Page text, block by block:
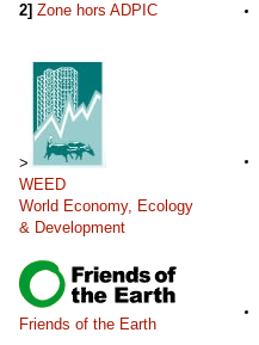
2] Zone hors ADPIC
>
WEED
World Economy, Ecology
& Development
Friends of the Earth